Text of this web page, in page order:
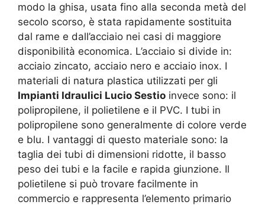
modo la ghisa, usata fino alla seconda metà del
secolo scorso, è stata rapidamente sostituita
dal rame e dall’acciaio nei casi di maggiore
disponibilità economica. L’acciaio si divide in:
acciaio zincato, acciaio nero e acciaio inox. I
materiali di natura plastica utilizzati per gli
Impianti Idraulici Lucio Sestio invece sono: il
polipropilene, il polietilene e il PVC. I tubi in
polipropilene sono generalmente di colore verde
e blu. I vantaggi di questo materiale sono: la
taglia dei tubi di dimensioni ridotte, il basso
peso dei tubi e la facile e rapida giunzione. Il
polietilene si può trovare facilmente in
commercio e rappresenta l’elemento primario